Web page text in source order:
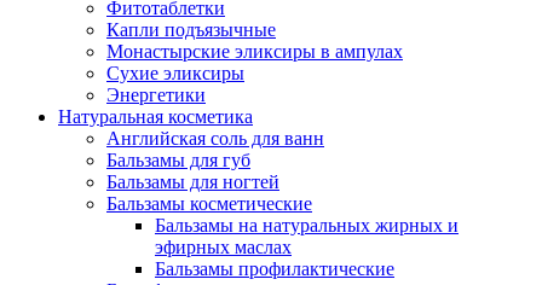
Фитотаблетки
Капли подъязычные
Монастырские эликсиры в ампулах
Сухие эликсиры
Энергетики
Натуральная косметика
Английская соль для ванн
Бальзамы для губ
Бальзамы для ногтей
Бальзамы косметические
Бальзамы на натуральных жирных и
эфирных маслах
Бальзамы профилактические